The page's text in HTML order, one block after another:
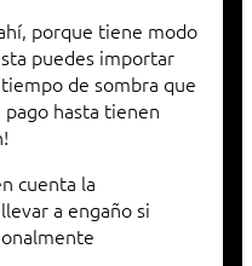
porque tiene modo
puedes importar
de sombra que
hasta tienen
cuenta la
a engaño si